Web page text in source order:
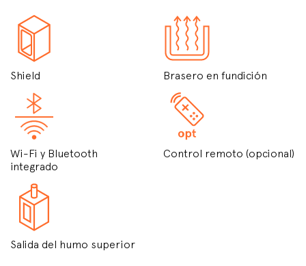
Shield Brasero en fundición
Wi-Fi y Bluetooth
integrado
Control remoto (opcional)
Salida del humo superior